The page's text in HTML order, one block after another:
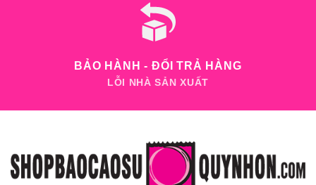
BẢO HÀNH - ĐỔI TRẢ HÀNG
LỖI NHÀ SẢN XUẤT